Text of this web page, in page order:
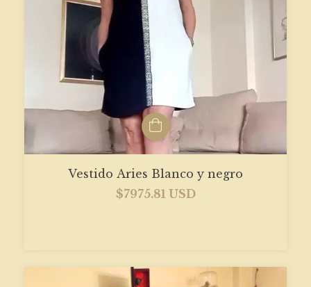
Vestido Aries Blanco y negro
$7975.81 USD